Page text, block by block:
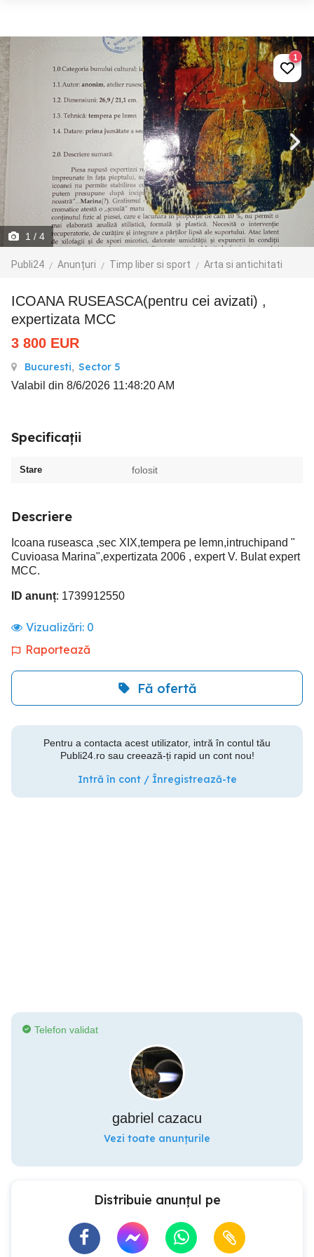
1 / 4
Publi24 Anunțuri Timp liber si sport Arta si antichitati
1
ICOANA RUSEASCA(pentru cei avizati) ,
expertizata MCC
3 800 EUR
Bucuresti, Sector 5
Valabil din 8/6/2026 11:48:20 AM
Specificații
Stare folosit
Descriere
Icoana ruseasca ,sec XIX,tempera pe lemn,intruchipand "
Cuvioasa Marina",expertizata 2006 , expert V. Bulat expert
MCC.
ID anunț: 1739912550
Vizualizări: 0
Raportează
Fă ofertă
Pentru a contacta acest utilizator, intră în contul tău
Publi24.ro sau creează-ți rapid un cont nou!
Intră în cont / Înregistrează-te
Telefon validat
gabriel cazacu
Vezi toate anunțurile
Distribuie anunțul pe